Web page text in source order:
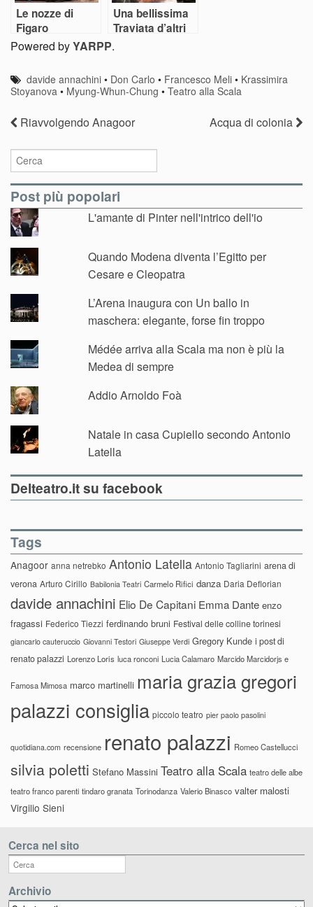
Le nozze di
Figaro
Una bellissima
Traviata d’altri
Powered byYARPP.
davide annachini • Don Carlo • Francesco Meli • Krassimira
Stoyanova • Myung-Whun-Chung • Teatro alla Scala
Riavvolgendo Anagoor Acqua di colonia
Post più popolari
L'amante di Pinter nell'intrico dell'io
Quando Modena diventa l’Egitto per
Cesare e Cleopatra
L’Arena inaugura con Un ballo in
maschera: elegante, forse fin troppo
Médée arriva alla Scala ma non è più la
Medea di sempre
Addio Arnoldo Foà
Natale in casa Cupiello secondo Antonio
Latella
Delteatro.it su facebook
Tags
Anagoor anna netrebko Antonio Latella Antonio Tagliarini arena di
verona Arturo Cirillo Babilonia Teatri Carmelo Rifici danza Daria Deflorian
davide annachini Elio De Capitani Emma Dante enzo
fragassi Federico Tiezzi ferdinando bruni Festival delle colline torinesi
giancarlo cauteruccio Giovanni Testori Giuseppe Verdi Gregory Kunde i post di
renato palazzi Lorenzo Loris luca ronconi Lucia Calamaro Marcido Marcidorjs e
Famosa Mimosa marco martinelli maria grazia gregori
palazzi consiglia piccolo teatro pier paolo pasolini
quotidiana.com recensione renato palazzi Romeo Castellucci
silvia poletti Stefano Massini Teatro alla Scala teatro delle albe
teatro franco parenti tindaro granata Torinodanza Valerio Binasco valter malosti
Virgilio Sieni
Cerca nel sito
Archivio